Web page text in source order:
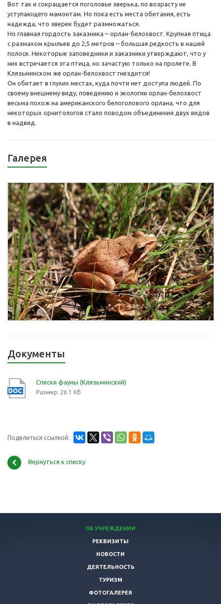
Вот так и сокращается поголовье зверька, по возрасту не
уступающего мамонтам. Но пока есть места обитания, есть
надежда, что зверек будет размножаться.
Но главная гордость заказника – орлан-белохвост. Крупная птица
с размахом крыльев до 2,5 метров – большая редкость в нашей
полосе. Некоторые заповедники и заказники утверждают, что у
них встречается эта птица, но зачастую только на пролете. В
Клязьминском же орлан-белохвост гнездится!
Он обитает в глухих местах, куда почти нет доступа людей. По
своему внешнему виду, поведению и экологии орлан-белохвост
весьма похож на американского белоголового орлана, что для
некоторых орнитологов стало поводом объединения двух видов
в надвид.
Галерея
Документы
Списки фауны (Клязьминский)
Размер: 26.1 Кб
Поделиться ссылкой:
Вернуться к списку
ОБ УЧРЕЖДЕНИИ
РЕКВИЗИТЫ
НОВОСТИ
ДЕЯТЕЛЬНОСТЬ
ТУРИЗМ
ФОТОГАЛЕРЕЯ